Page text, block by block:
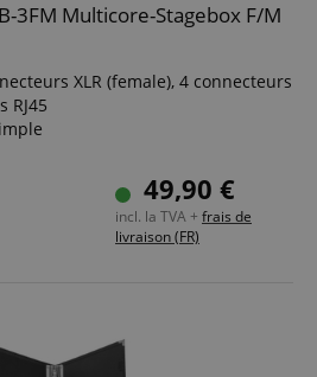
3FM Multicore-Stagebox F/M
XLR (female), 4 connecteurs
RJ45
signaux analogiques ou
librement combinables
avec câbles blindés à
49,90 €
incl. la TVA + frais de
livraison (FR)